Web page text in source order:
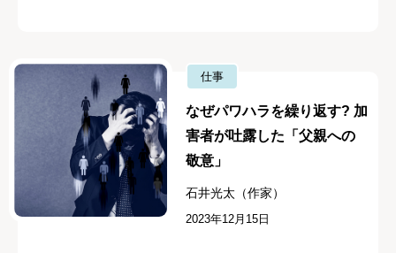
仕事
なぜパワハラを繰り返す? 加
害者が吐露した「父親への
敬意」
石井光太（作家）
2023年12月15日